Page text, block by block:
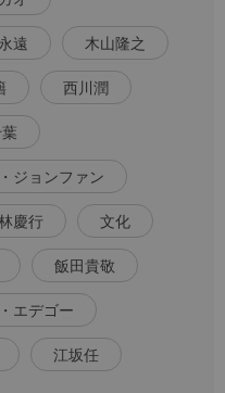
遠 木山隆之
西川潤
ジョンファン
慶行 文化
飯田貴敬
エデゴー
江坂任